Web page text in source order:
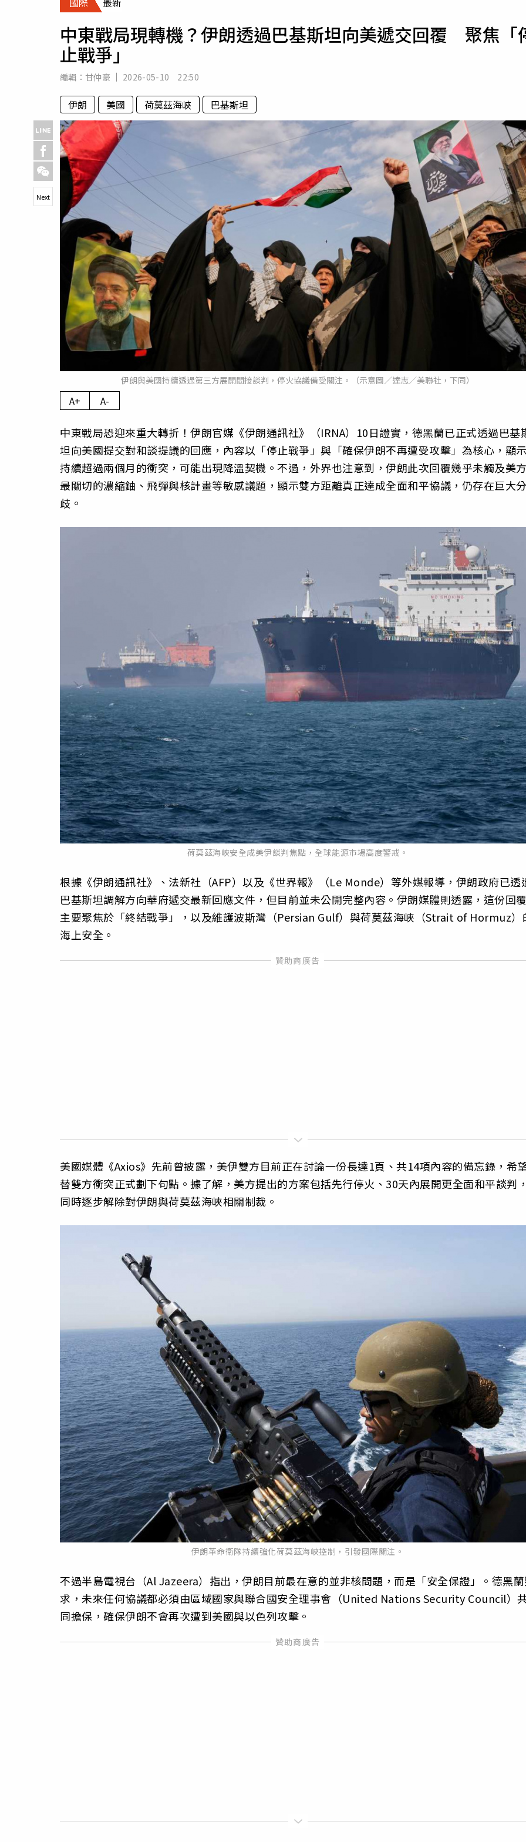
專欄
運勢
中東戰局現轉機？伊朗透過巴基斯坦向美遞交回覆 聚焦「
止戰爭」
編輯： 甘仲豪 2026-05-10 22:50
伊朗 美國 荷莫茲海峽 巴基斯坦
伊朗與美國持續透過第三方展開間接談判，停火協議備受關注。（示意圖／達志／美聯社，下同）
Next
A+ A-
中東戰局恐迎來重大轉折！伊朗官媒《伊朗通訊社》（IRNA）10日證實，德黑蘭已正式透過巴基
坦向美國提交對和談提議的回應，內容以「停止戰爭」與「確保伊朗不再遭受攻擊」為核心，顯
持續超過兩個月的衝突，可能出現降溫契機。不過，外界也注意到，伊朗此次回覆幾乎未觸及美
最關切的濃縮鈾、飛彈與核計畫等敏感議題，顯示雙方距離真正達成全面和平協議，仍存在巨大
歧。
荷莫茲海峽安全成美伊談判焦點，全球能源市場高度警戒。
根據《伊朗通訊社》、法新社（AFP）以及《世界報》（Le Monde）等外媒報導，伊朗政府已透
巴基斯坦調解方向華府遞交最新回應文件，但目前並未公開完整內容。伊朗媒體則透露，這份回
主要聚焦於「終結戰爭」，以及維護波斯灣（Persian Gulf）與荷莫茲海峽（Strait of Hormuz）
海上安全。
美國媒體《Axios》先前曾披露，美伊雙方目前正在討論一份長達1頁、共14項內容的備忘錄，希
替雙方衝突正式劃下句點。據了解，美方提出的方案包括先行停火、30天內展開更全面和平談判
同時逐步解除對伊朗與荷莫茲海峽相關制裁。
伊朗革命衛隊持續強化荷莫茲海峽控制，引發國際關注。
不過半島電視台（Al Jazeera）指出，伊朗目前最在意的並非核問題，而是「安全保證」。德黑
求，未來任何協議都必須由區域國家與聯合國安全理事會（United Nations Security Council）
同擔保，確保伊朗不會再次遭到美國與以色列攻擊。